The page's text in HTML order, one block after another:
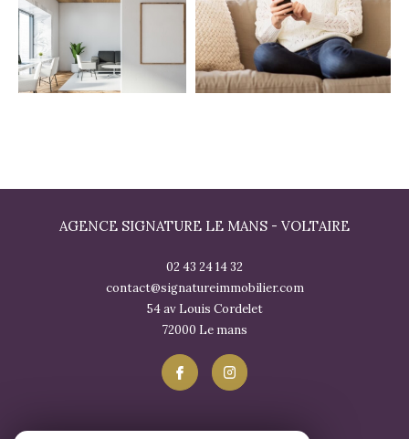
AGENCE SIGNATURE LE MANS - VOLTAIRE
02 43 24 14 32
contact@signatureimmobilier.com
54 av Louis Cordelet
72000
le mans